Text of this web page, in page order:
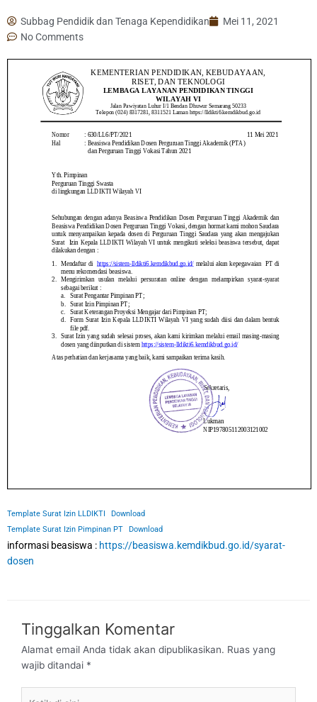
Subbag Pendidik dan Tenaga Kependidikan
Mei 11, 2021
No Comments
Template Surat Izin LLDIKTI
Download
Template Surat Izin Pimpinan PT
Download
informasi beasiswa : https://beasiswa.kemdikbud.go.id/syarat-
dosen
Tinggalkan Komentar
Alamat email Anda tidak akan dipublikasikan. Ruas yang
wajib ditandai *